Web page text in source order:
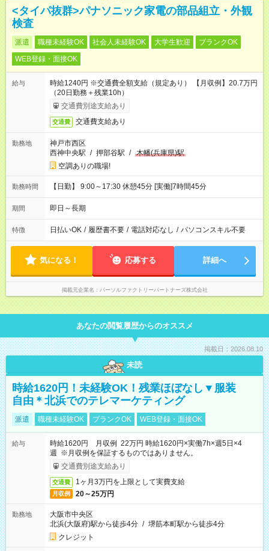
<タイパ抜群>パナソニック家電の部品組立・外観
検査
派遣 職種未経験OK 社会人未経験OK 大学生歓迎
ブランクOK
WEB登録・面接OK
給与
時給1240円 ※交通費全額支給（規定あり） 【月収例】20.7万円
（20日勤務＋残業10h）
交通費別途支給あり
交通費 交通費支給あり
勤務地
神戸市西区
西神中央駅 / 押部谷駅 / 木幡(兵庫県)駅
空調ありの職場!
勤務時間 【日勤】 9:00～17:30 休憩45分 [実働]7時間45分
期間 即日～長期
特徴 日払いOK / 履歴書不要 / 電話対応なし / パソコンスキル不要
気になる！ 応募する 詳細へ
掲載元企業名 パーソルファクトリーパートナーズ株式会社
あなたの閲覧履歴からのオススメ
掲載日：2026.08.10
未読
時給1620円！未経験OK！残業ほぼなし▼服装
自由＊北浜でのテレマーケティング
派遣 職種未経験OK ブランクOK WEB登録・面接OK
給与
時給1620円 月収例 22万円 時給1620円×実働7h×週5日×4
週 ※月収例を保証するものではありません。
交通費別途支給あり
交通費 1ヶ月3万円を上限として実費支給
月収例 20～25万円
勤務地
大阪市中央区
北浜(大阪府)駅から徒歩4分 / 堺筋本町駅から徒歩4分
クレジット